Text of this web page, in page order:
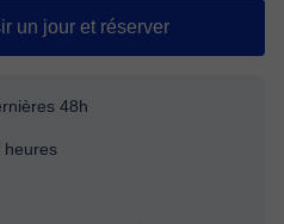
un jour et réserver
48h
heures